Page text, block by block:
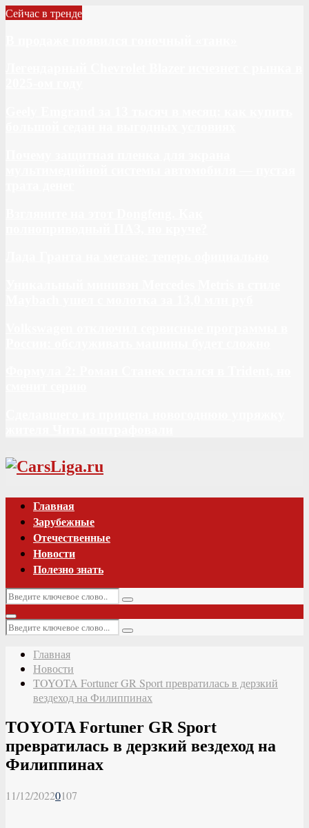
Сейчас в тренде
Vk
Главная
Зарубежные
Отечественные
Новости
Полезно знать
Искать:
Поиск
Основное
меню
Искать:
Поиск
Главная
Новости
TOYOTA Fortuner GR Sport превратилась в дерзкий
вездеход на Филиппинах
TOYOTA Fortuner GR Sport
превратилась в дерзкий вездеход на
Филиппинах
11/12/20220107